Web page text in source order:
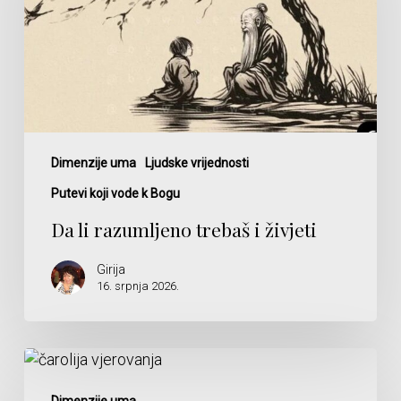
Dimenzije uma Ljudske vrijednosti
Putevi koji vode k Bogu
i
Da li razumljeno trebaš i živjeti
Girija
16. srpnja 2026.
Čarolija